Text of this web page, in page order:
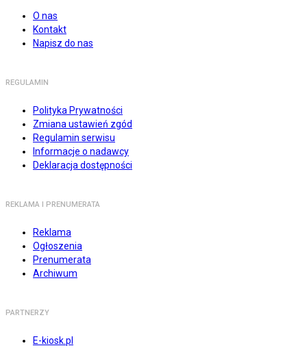
O nas
Kontakt
Napisz do nas
REGULAMIN
Polityka Prywatności
Zmiana ustawień zgód
Regulamin serwisu
Informacje o nadawcy
Deklaracja dostępności
REKLAMA I PRENUMERATA
Reklama
Ogłoszenia
Prenumerata
Archiwum
PARTNERZY
E-kiosk.pl